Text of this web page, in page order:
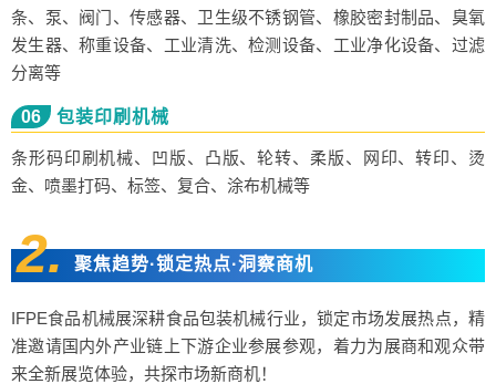
条、泵、阀门、传感器、卫生级不锈钢管、橡胶密封制品、臭氧
发生器、称重设备、工业清洗、检测设备、工业净化设备、过滤
分离等
06 包装印刷机械
条形码印刷机械、凹版、凸版、轮转、柔版、网印、转印、烫
金、喷墨打码、标签、复合、涂布机械等
2. 聚焦趋势·锁定热点·洞察商机
IFPE食品机械展深耕食品包装机械行业，锁定市场发展热点，精
准邀请国内外产业链上下游企业参展参观，着力为展商和观众带
来全新展览体验，共探市场新商机！